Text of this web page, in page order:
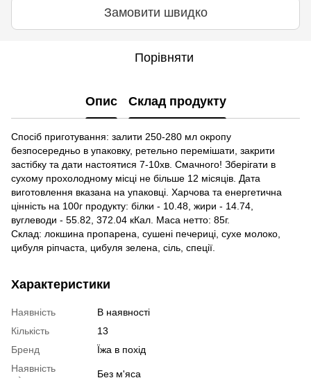
Замовити швидко
Порівняти
Опис Склад продукту
Спосіб приготування: залити 250-280 мл окропу
безпосередньо в упаковку, ретельно перемішати, закрити
застібку та дати настоятися 7-10хв. Смачного! Зберігати в
сухому прохолодному місці не більше 12 місяців. Дата
виготовлення вказана на упаковці. Харчова та енергетична
цінність на 100г продукту: білки - 10.48, жири - 14.74,
вуглеводи - 55.82, 372.04 кКал. Маса нетто: 85г.
Склад: локшина пропарена, сушені печериці, сухе молоко,
цибуля ріпчаста, цибуля зелена, сіль, спеції.
Характеристики
Наявність
В наявності
Кількість
13
Бренд
Їжа в похід
Наявність
Без м'яса